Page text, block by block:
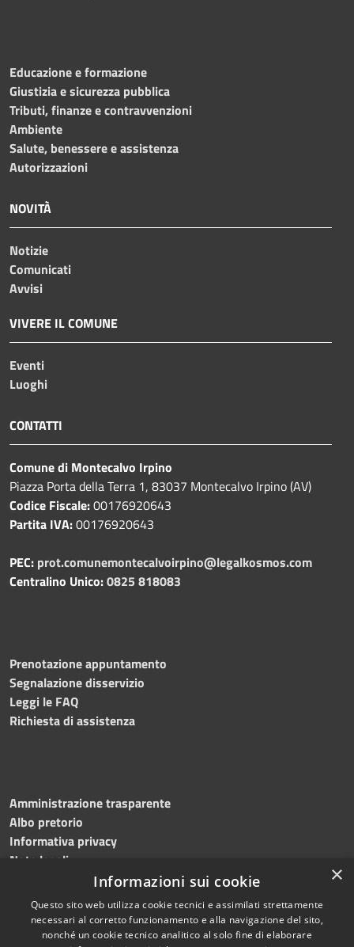
Educazione e formazione
Giustizia e sicurezza pubblica
Tributi, finanze e contravvenzioni
Ambiente
Salute, benessere e assistenza
Autorizzazioni
NOVITÀ
Notizie
Comunicati
Avvisi
VIVERE IL COMUNE
Eventi
Luoghi
CONTATTI
Comune di Montecalvo Irpino
Piazza Porta della Terra 1, 83037 Montecalvo Irpino (AV)
Codice Fiscale:00176920643
Partita IVA:00176920643
PEC: prot.comunemontecalvoirpino@legalkosmos.com
Centralino Unico:0825 818083
Prenotazione appuntamento
Segnalazione disservizio
Leggi le FAQ
Richiesta di assistenza
Amministrazione trasparente
Albo pretorio
Informativa privacy
Note legali
Dichiarazione di accessibilità
×
Informazioni sui cookie
Questo sito web utilizza cookie tecnici e assimilati strettamente
necessari al corretto funzionamento e alla navigazione del sito,
nonché un cookie tecnico analitico al solo fine di elaborare